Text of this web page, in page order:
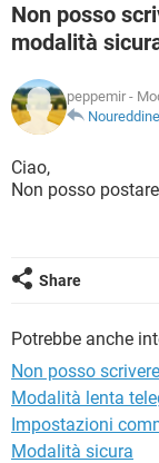
INSTAGRAM
TIKTOK
HARDWARE
iOS
TIKTOK
COVID-19
INTRATTENIMENTO
iOS
INSTAGRAM
TIKTOK
FORUM
INTRATTENIMENTO
INSTAGRAM
GLOSSARIO
COVID-19
INTRATTENIMENTO
TIKTOK
Non posso
modalità
peppemir -
Ciao,
Non posso
Share
Potrebbe anche
Non posso
Modalità lenta
Impostazioni
Modalità sicura